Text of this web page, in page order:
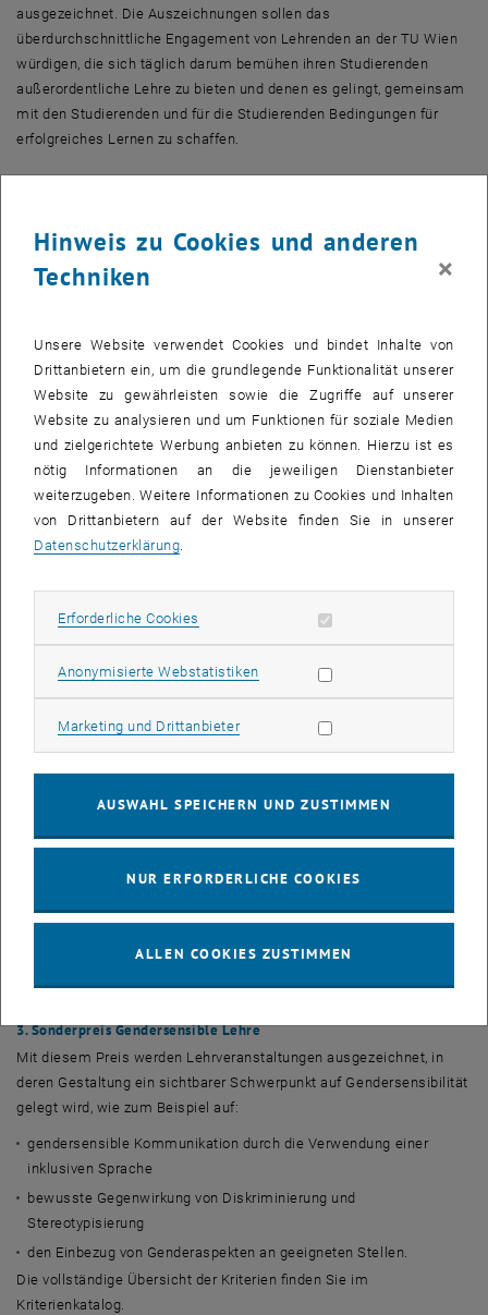
ausgezeichnet. Die Auszeichnungen sollen das
überdurchschnittliche Engagement von Lehrenden an der TU Wien
würdigen, die sich täglich darum bemühen ihren Studierenden
außerordentliche Lehre zu bieten und denen es gelingt, gemeinsam
mit den Studierenden und für die Studierenden Bedingungen für
erfolgreiches Lernen zu schaffen.
und Mitarbeiter_innen können bis 7. Mai 2023 viaTISS, öffnet eine
ihre
Lehrveranstaltungsbewertungen werden nicht zur Bewertung
eine separate Abstimmung erfolgen damit diese in die Bewertung
einfließen kann.
2023 werden die Best Teaching Awards in folgenden Kategorien
Best Teacher Award
Er zeichnet besonders engagierte Lehrpersonen der TU Wien aus,
die ihren Studierenden außerordentliche Lehre bieten und denen es
Bedingungen für erfolgreiches Lernen zu schaffen.
Die Nominierung bezieht sich auf die gesamte Lehrleistung und
Je Fakultät wird einBest Teacher Awardvergeben.
Best Lecture Award
DerAwardzeichnet besonders herausragende Lehrveranstaltungen
aus. In dieser Kategorie stehen Lehrveranstaltungen im Mittelpunkt,
die Studierende besonders positiv überzeugt haben, beispielsweise
Vermittlung oder den Einsatz von Medien und Tools.
Von den besten nominierten Lehrveranstaltungen wird eine
vergeben.
3. Sonderpreis Gendersensible Lehre
Mit diesem Preis werden Lehrveranstaltungen ausgezeichnet, in
deren Gestaltung ein sichtbarer Schwerpunkt auf Gendersensibilität
gelegt wird, wie zum Beispiel auf:
gendersensible Kommunikation durch die Verwendung einer
inklusiven Sprache
bewusste Gegenwirkung von Diskriminierung und
Stereotypisierung
den Einbezug von Genderaspekten an geeigneten Stellen.
Die vollständige Übersicht der Kriterien finden Sie im
Kriterienkatalog.
Hinweis zu Cookies und anderen
Techniken
×
Unsere Website verwendet Cookies und bindet Inhalte von
Drittanbietern ein, um die grundlegende Funktionalität unserer
Website zu gewährleisten sowie die Zugriffe auf unserer
Website zu analysieren und um Funktionen für soziale Medien
und zielgerichtete Werbung anbieten zu können. Hierzu ist es
nötig Informationen an die jeweiligen Dienstanbieter
weiterzugeben. Weitere Informationen zu Cookies und Inhalten
von Drittanbietern auf der Website finden Sie in unserer
Datenschutzerklärung.
Erforderliche Cookies Erforderliche Cookies zulassen
Anonymisierte WebstatistikenStatistik Cookies zulassen
Marketing und DrittanbieterMarketing Cookies zulassen
AUSWAHL SPEICHERN UND ZUSTIMMEN
NUR ERFORDERLICHE COOKIES
ALLEN COOKIES ZUSTIMMEN